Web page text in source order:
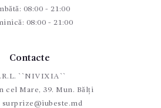
08:00 - 21:00
08:00 - 21:00
Contacte
``NIVIXIA``
cel Mare, 39. Mun. Bălți
surprize@iubeste.md